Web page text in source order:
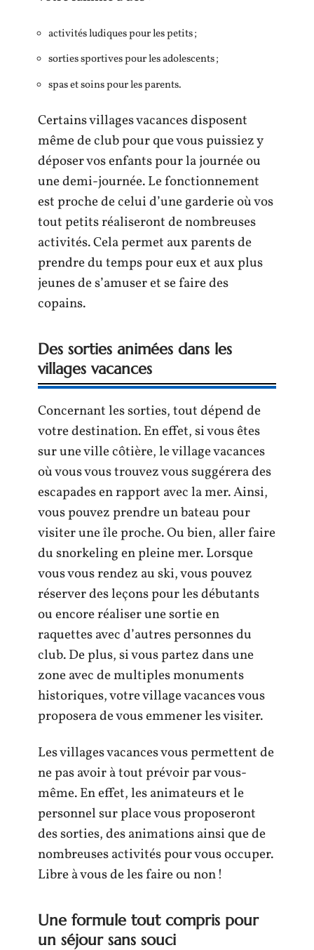
activités ludiques pour les petits ;
sorties sportives pour les adolescents ;
spas et soins pour les parents.
Certains villages vacances disposent
même de club pour que vous puissiez y
déposer vos enfants pour la journée ou
une demi-journée. Le fonctionnement
est proche de celui d’une garderie où vos
tout petits réaliseront de nombreuses
activités. Cela permet aux parents de
prendre du temps pour eux et aux plus
jeunes de s’amuser et se faire des
copains.
Des sorties animées dans les
villages vacances
Concernant les sorties, tout dépend de
votre destination. En effet, si vous êtes
sur une ville côtière, le village vacances
où vous vous trouvez vous suggérera des
escapades en rapport avec la mer. Ainsi,
vous pouvez prendre un bateau pour
visiter une île proche. Ou bien, aller faire
du snorkeling en pleine mer. Lorsque
vous vous rendez au ski, vous pouvez
réserver des leçons pour les débutants
ou encore réaliser une sortie en
raquettes avec d’autres personnes du
club. De plus, si vous partez dans une
zone avec de multiples monuments
historiques, votre village vacances vous
proposera de vous emmener les visiter.
Les villages vacances vous permettent de
ne pas avoir à tout prévoir par vous-
même. En effet, les animateurs et le
personnel sur place vous proposeront
des sorties, des animations ainsi que de
nombreuses activités pour vous occuper.
Libre à vous de les faire ou non !
Une formule tout compris pour
un séjour sans souci